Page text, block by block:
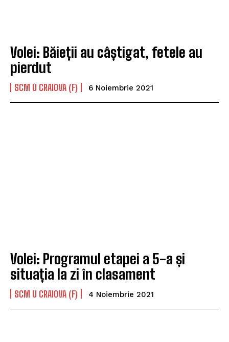
Volei: Băieții au câștigat, fetele au
pierdut
SCM U CRAIOVA (F) 6 Noiembrie 2021
Volei: Programul etapei a 5-a și
situația la zi în clasament
SCM U CRAIOVA (F) 4 Noiembrie 2021